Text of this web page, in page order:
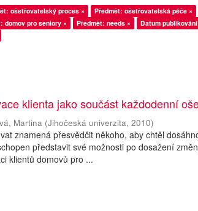
ošetřovatelský proces × Předmět: ošetřovatelská péče ×
domov pro seniory × Předmět: needs × Datum
klienta jako součást každodenní
Martina (Jihočeská univerzita,2010)
znamená přesvědčit někoho, aby chtěl
představit své možnosti po dosažení
klientů domovů pro ...